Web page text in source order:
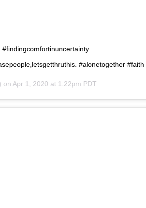
#alonetogether #faith
on Apr 1, 2020 at 1:22pm PDT